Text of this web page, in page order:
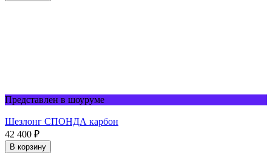
Представлен в шоуруме
Шезлонг СПОНДА карбон
42 400 ₽
В корзину